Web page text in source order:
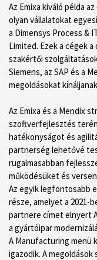
Az Emixa kiváló példa
olyan vállalatokat
a Dimensys Process &
Limited. Ezek a cégek
szakértői
Siemens, az SAP és a
megoldásokat
Az Emixa és a Mendix
szoftverfejlesztés
hatékonyságot és
partnerség lehetővé
rugalmasabban
működésüket és
Az egyik legfontosabb
része, amelyet a 2021-
partnere címet elnyert
a gyártóipar
A Manufacturing menü
igazodik. A